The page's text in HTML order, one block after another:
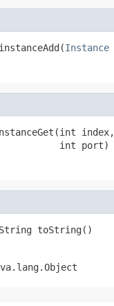
Instance
index,
int port)
toString()